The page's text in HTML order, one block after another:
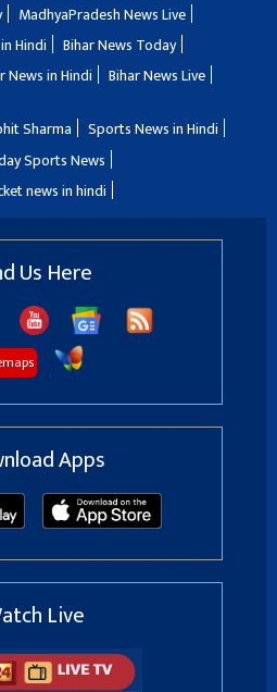
MadhyaPradesh News Live
Hindi
Bihar News Today
News in Hindi Bihar News Live
Sharma
Sports News in Hindi
Sports News
news in hindi
Us Here
Apps
Live